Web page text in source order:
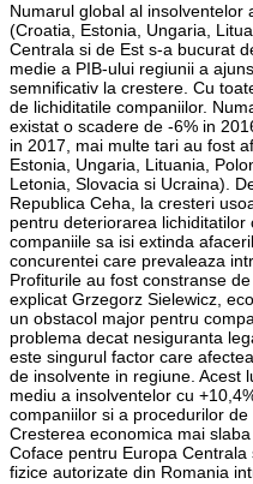
Numarul global al
(Croatia, Estonia, Ungaria,
Centrala si de Est s-a bucurat
medie a PIB-ului regiunii a
semnificativ la crestere. Cu
de lichiditatile companiilor.
existat o scadere de -6% in
in 2017, mai multe tari au fost
Estonia, Ungaria, Lituania,
Letonia, Slovacia si Ucraina).
Republica Ceha, la cresteri
pentru deteriorarea
companiile sa isi extinda
concurentei care prevaleaza
Profiturile au fost constranse
explicat Grzegorz Sielewicz,
un obstacol major pentru
problema decat nesiguranta
este singurul factor care
de insolvente in regiune. Acest
mediu a insolventelor cu
companiilor si a procedurilor
Cresterea economica mai
Coface pentru Europa
fizice autorizate din Romania